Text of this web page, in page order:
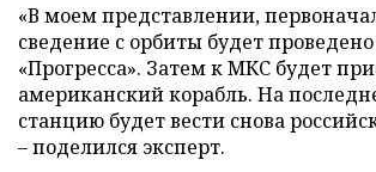
«В моем представлении,
сведение с орбиты будет
«Прогресса». Затем к МКС будет
американский корабль. На
станцию будет вести снова
– поделился эксперт.